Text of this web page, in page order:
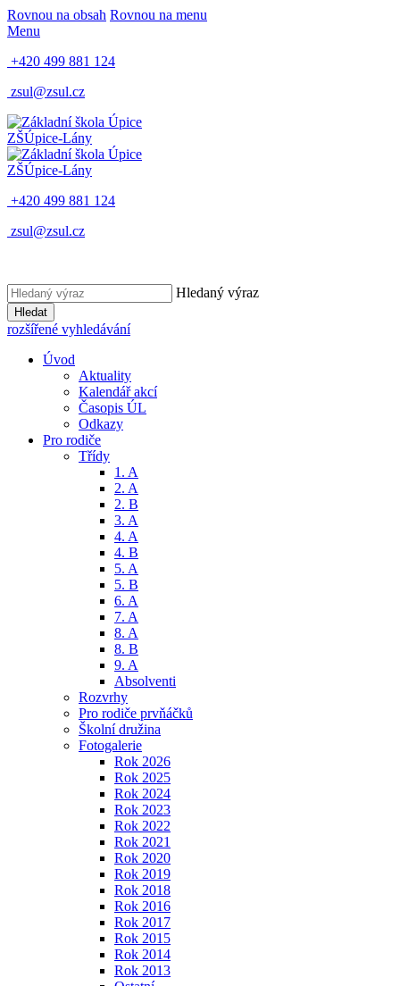
Rovnou na obsah Rovnou na menu
Menu
+420 499 881 124
zsul@zsul.cz
ZŠÚpice-Lány
ZŠÚpice-Lány
+420 499 881 124
zsul@zsul.cz
Hledaný výraz
Hledat
rozšířené vyhledávání
Úvod
Aktuality
Kalendář akcí
Časopis ÚL
Odkazy
Pro rodiče
Třídy
1. A
2. A
2. B
3. A
4. A
4. B
5. A
5. B
6. A
7. A
8. A
8. B
9. A
Absolventi
Rozvrhy
Pro rodiče prvňáčků
Školní družina
Fotogalerie
Rok 2026
Rok 2025
Rok 2024
Rok 2023
Rok 2022
Rok 2021
Rok 2020
Rok 2019
Rok 2018
Rok 2016
Rok 2017
Rok 2015
Rok 2014
Rok 2013